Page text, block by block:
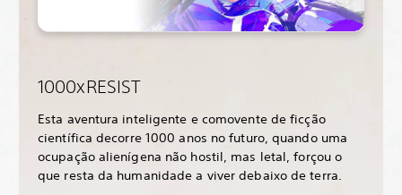
1000xRESIST
Esta aventura inteligente e comovente de ficção
científica decorre 1000 anos no futuro, quando uma
ocupação alienígena não hostil, mas letal, forçou o
que resta da humanidade a viver debaixo de terra.